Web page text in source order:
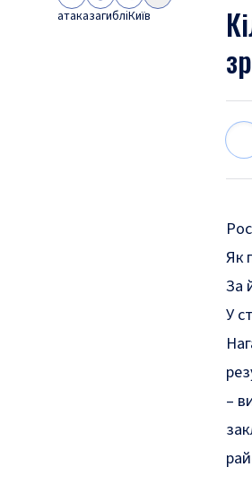
атаказагибліКиїв
Як
За
У
–